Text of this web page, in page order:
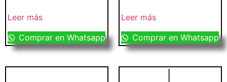
Leer más
Comprar en Whatsapp
Leer más
Comprar en Whatsapp